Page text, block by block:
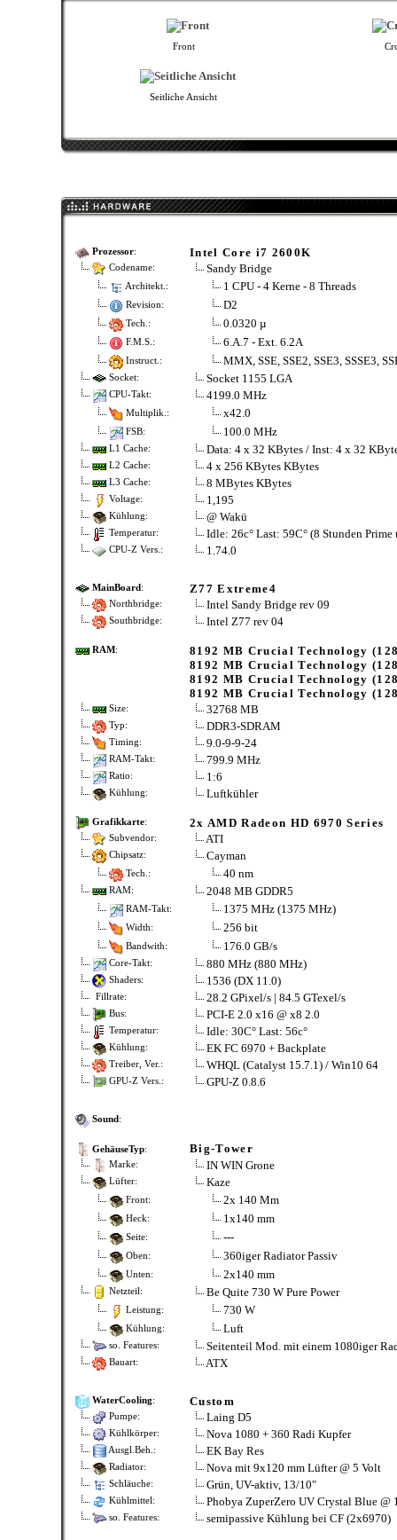
Front
Seitliche Ansicht
Prozessor: Intel Core i7 2600K
Codename: Sandy Bridge
Architekt.: 1 CPU - 4 Kerne - 8 Threads
Revision: D2
Tech.: 0.0320 µ
F.M.S.: 6.A.7 - Ext. 6.2A
Instruct.: MMX, SSE, SSE2, SSE3, SSSE3,
Socket: Socket 1155 LGA
CPU-Takt: 4199.0 MHz
Multiplik.: x42.0
FSB: 100.0 MHz
L1 Cache: Data: 4 x 32 KBytes / Inst: 4 x 32
L2 Cache: 4 x 256 KBytes KBytes
L3 Cache: 8 MBytes KBytes
Voltage: 1,195
Kühlung: @ Wakü
Temperatur: Idle: 26c° Last: 59C° (8 Stunden Prime
CPU-Z Vers.: 1.74.0
MainBoard: Z77 Extreme4
Northbridge: Intel Sandy Bridge rev 09
Southbridge: Intel Z77 rev 04
RAM:
8192 MB Crucial Technology
8192 MB Crucial Technology
8192 MB Crucial Technology
8192 MB Crucial Technology
Size: 32768 MB
Typ: DDR3-SDRAM
Timing: 9.0-9-9-24
RAM-Takt: 799.9 MHz
Ratio: 1:6
Kühlung: Luftkühler
Grafikkarte: 2x AMD Radeon HD 6970 Series
Subvendor: ATI
Chipsatz: Cayman
Tech.: 40 nm
RAM: 2048 MB GDDR5
RAM-Takt: 1375 MHz (1375 MHz)
Width: 256 bit
Bandwith: 176.0 GB/s
Core-Takt: 880 MHz (880 MHz)
Shaders: 1536 (DX 11.0)
Fillrate: 28.2 GPixel/s | 84.5 GTexel/s
Bus: PCI-E 2.0 x16 @ x8 2.0
Temperatur: Idle: 30C° Last: 56c°
Kühlung: EK FC 6970 + Backplate
Treiber, Ver.: WHQL (Catalyst 15.7.1) / Win10 64
GPU-Z Vers.: GPU-Z 0.8.6
Sound:
GehäuseTyp: Big-Tower
Marke: IN WIN Grone
Lüfter: Kaze
Front: 2x 140 Mm
Heck: 1x140 mm
Seite: ---
Oben: 360iger Radiator Passiv
Unten: 2x140 mm
Netzteil: Be Quite 730 W Pure Power
Leistung: 730 W
Kühlung: Luft
so. Features: Seitenteil Mod. mit einem 1080iger
Bauart: ATX
WaterCooling: Custom
Pumpe: Laing D5
Kühlkörper: Nova 1080 + 360 Radi Kupfer
Ausgl.Beh.: EK Bay Res
Radiator: Nova mit 9x120 mm Lüfter @ 5 Volt
Schläuche: Grün, UV-aktiv, 13/10"
Kühlmittel: Phobya ZuperZero UV Crystal Blue @
so. Features: semipassive Kühlung bei CF (2x6970)